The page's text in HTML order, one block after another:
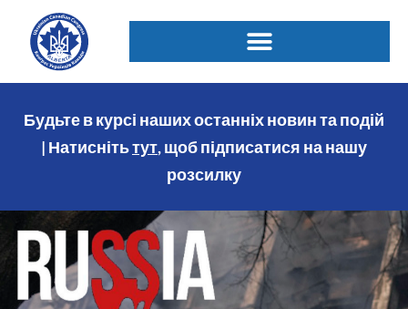
Будьте в курсі наших останніх новин та подій
| Натиснітьтут, щоб підписатися на нашу
розсилку